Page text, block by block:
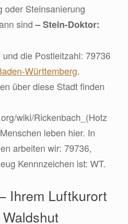
oder Steinsanierung
sind– Stein-Doktor:
die Postleitzahl: 79736
Württemberg.
über diese Stadt finden
wiki/Rickenbach_(Hotz
leben hier. In
arbeiten wir: 79736,
Kennnzeichen ist: WT.
Ihrem Luftkurort